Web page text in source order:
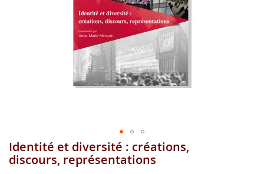
Skip
to
Identité et diversité : créations,
discours, représentations